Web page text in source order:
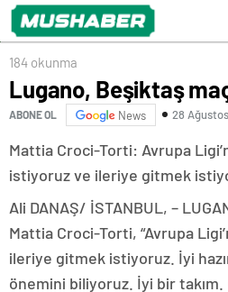
184 okunma
Lugano, Beşiktaş
ABONE OL News 28
Mattia Croci-Torti: Avrupa
istiyoruz ve ileriye gitmek
Ali DANAŞ/ İSTANBUL, –
Mattia Croci-Torti, “Avrupa
ileriye gitmek istiyoruz. İyi
önemini biliyoruz. İyi bir takım.